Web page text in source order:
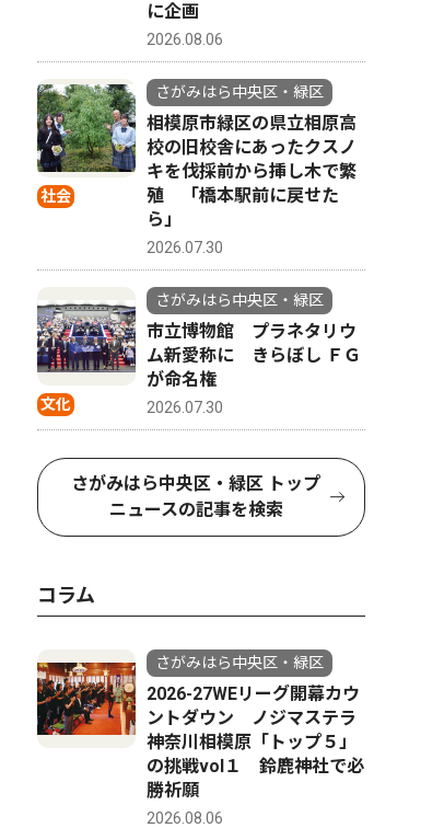
に企画
2026.08.06
社会
さがみはら中央区・緑区
相模原市緑区の県立相原高
校の旧校舎にあったクスノ
キを伐採前から挿し木で繁
殖 「橋本駅前に戻せた
ら」
2026.07.30
文化
さがみはら中央区・緑区
市立博物館 プラネタリウ
ム新愛称に きらぼし ＦＧ
が命名権
2026.07.30
さがみはら中央区・緑区 トップ
ニュースの記事を検索
コラム
さがみはら中央区・緑区
2026-27WEリーグ開幕カウ
ントダウン ノジマステラ
神奈川相模原「トップ５」
の挑戦vol１ 鈴鹿神社で必
勝祈願
2026.08.06